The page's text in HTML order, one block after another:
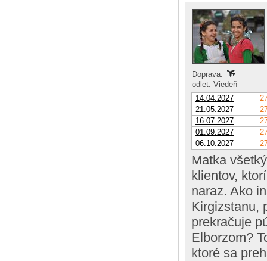
Doprava:
odlet: Viedeň
14.04.2027
21.05.2027
16.07.2027
01.09.2027
06.10.2027
Matka
klientov,
naraz. Ako
Kirgizstanu,
prekračuje
Elborzom?
ktoré sa